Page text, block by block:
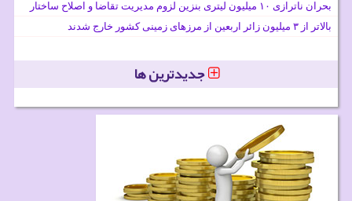
بحران ناترازی ۱۰ میلیون لیتری بنزین لزوم مدیریت تقاضا و اصلاح ساختار
بالاتر از ۳ میلیون زائر اربعین از مرزهای زمینی کشور خارج شدند
جدیدترین ها